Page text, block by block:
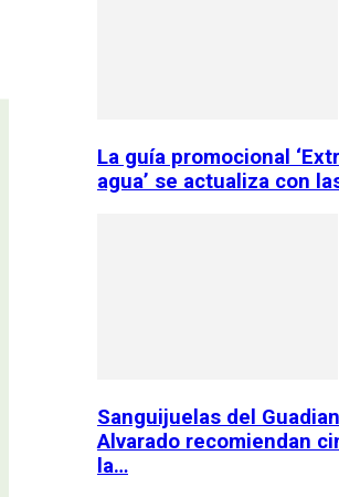
La guía promocional
agua’ se actualiza con
Sanguijuelas del
Alvarado recomiendan
la…